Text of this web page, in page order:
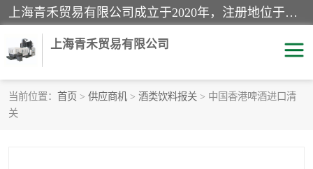
上海青禾贸易有限公司成立于2020年，注册地位于上海市宝山区。经营范围包括：机械设备、五金制品、劳防用品、电子产品、塑胶制品、家具、模具、纺织品、仪器仪表、建筑材料、装饰材料、化工产品、金属制品、机车配件等货物进出口报关、清关服务。
上海青禾贸易有限公司
当前位置： 首页 > 供应商机 > 酒类饮料报关 > 中国香港啤酒进口清
关